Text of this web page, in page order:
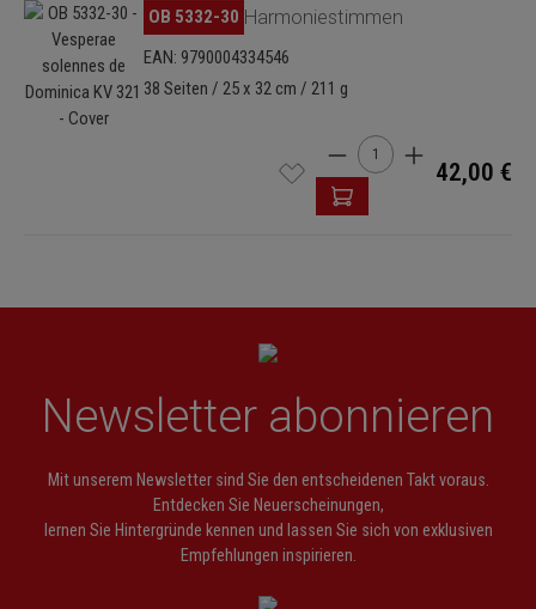
Bildergalerie überspringen
OB 5332-30 Harmoniestimmen
EAN: 9790004334546
38 Seiten / 25 x 32 cm / 211 g
Produkt Anzahl: Gib
42,00 €
Newsletter abonnieren
Mit unserem Newsletter sind Sie den entscheidenen Takt voraus.
Entdecken Sie Neuerscheinungen,
lernen Sie Hintergründe kennen und lassen Sie sich von exklusiven
Empfehlungen inspirieren.